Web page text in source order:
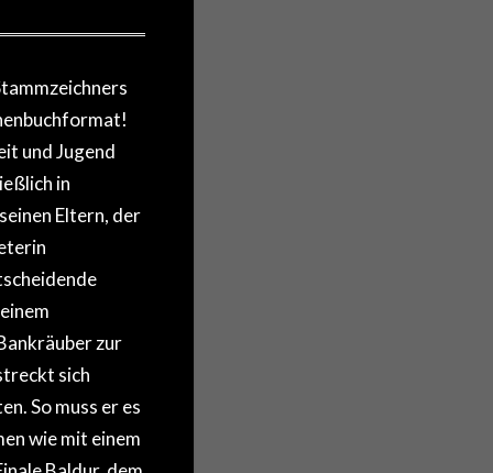
und Jugend
in
Eltern, der
zur
sich
So muss er es
wie mit einem